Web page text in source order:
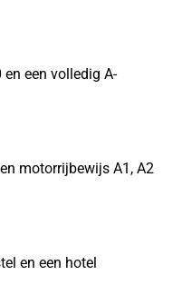
een volledig A-
motorrijbewijs A1, A2
en een hotel